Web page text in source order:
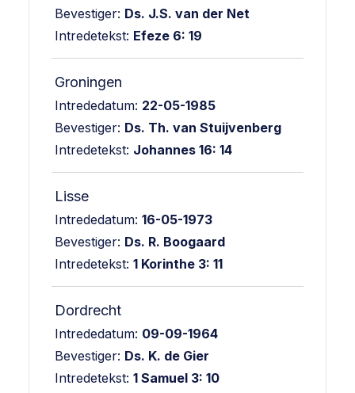
Bevestiger: Ds. J.S. van der Net
Intredetekst: Efeze 6: 19
Groningen
Intrededatum: 22-05-1985
Bevestiger: Ds. Th. van Stuijvenberg
Intredetekst: Johannes 16: 14
Lisse
Intrededatum: 16-05-1973
Bevestiger: Ds. R. Boogaard
Intredetekst: 1 Korinthe 3: 11
Dordrecht
Intrededatum: 09-09-1964
Bevestiger: Ds. K. de Gier
Intredetekst: 1 Samuel 3: 10